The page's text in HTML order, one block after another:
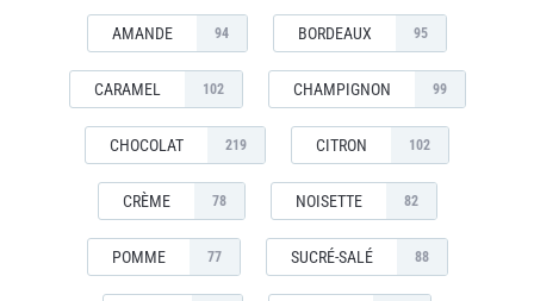
AMANDE 94 BORDEAUX 95
CARAMEL 102 CHAMPIGNON 99
CHOCOLAT 219 CITRON 102
CRÈME 78 NOISETTE 82
POMME 77 SUCRÉ-SALÉ 88